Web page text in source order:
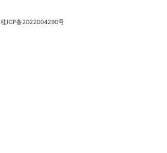
桂ICP备2022004290号